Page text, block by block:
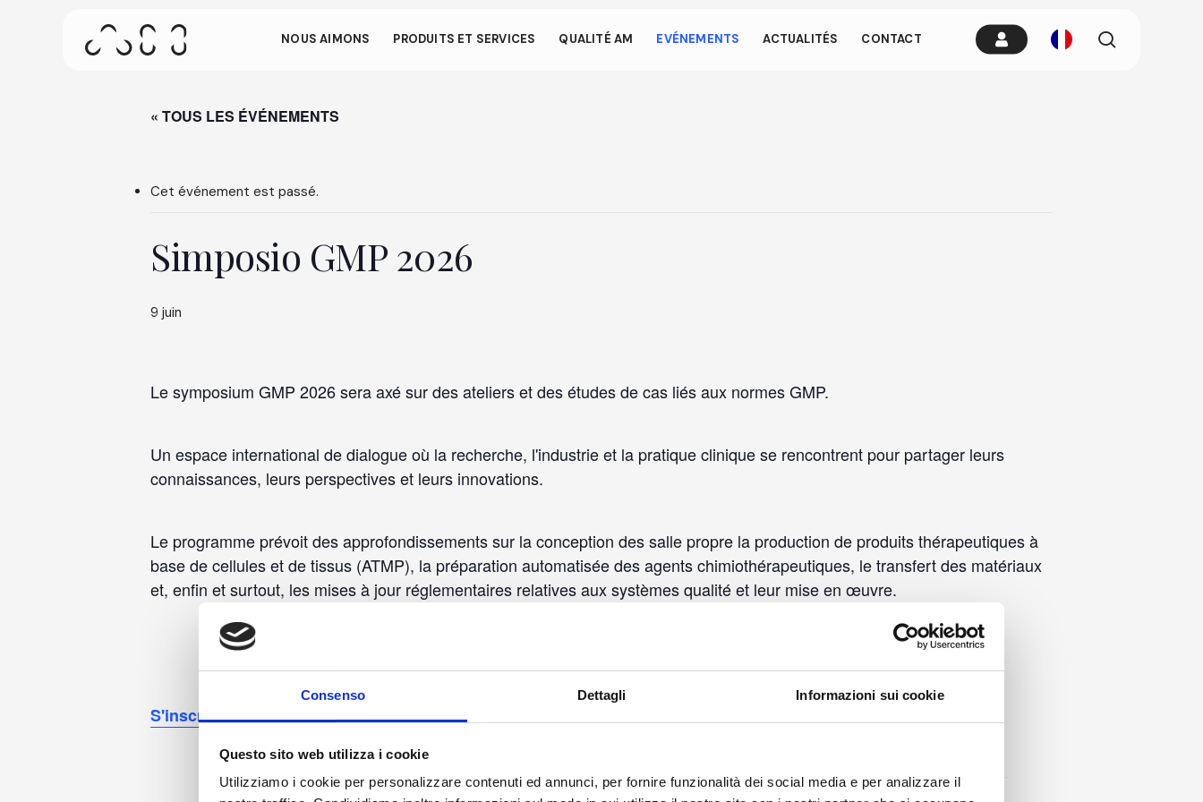
Consenso Dettagli Informazioni sui cookie
Questo sito web utilizza i cookie
Utilizziamo i cookie per personalizzare contenuti ed annunci, per fornire funzionalità dei social media e per analizzare il
Appuyez sur ENTER pour effectuer une recherche ou sur ESC pour fermer
NOUS AIMONS PRODUITS ET SERVICES QUALITÉ AM EVÉNEMENTS ACTUALITÉS CONTACT
« TOUS LES ÉVÉNEMENTS
Cet événement est passé.
Simposio GMP 2026
9 juin
Le symposium GMP 2026 sera axé sur des ateliers et des études de cas liés aux normes GMP.
Un espace international de dialogue où la recherche, l'industrie et la pratique clinique se rencontrent pour partager leurs
connaissances, leurs perspectives et leurs innovations.
Le programme prévoit des approfondissements sur la conception des salle propre la production de produits thérapeutiques à
base de cellules et de tissus (ATMP), la préparation automatisée des agents chimiothérapeutiques, le transfert des matériaux
et, enfin et surtout, les mises à jour réglementaires relatives aux systèmes qualité et leur mise en œuvre.
S'inscrire ici